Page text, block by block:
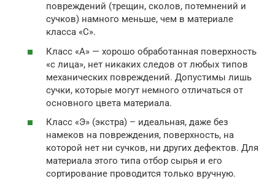
повреждений (трещин, сколов, потемнений и
сучков) намного меньше, чем в материале
класса «С».
Класс «А» — хорошо обработанная поверхность
«с лица», нет никаких следов от любых типов
механических повреждений. Допустимы лишь
сучки, которые могут немного отличаться от
основного цвета материала.
Класс «Э» (экстра) – идеальная, даже без
намеков на повреждения, поверхность, на
которой нет ни сучков, ни других дефектов. Для
материала этого типа отбор сырья и его
сортирование проводится только вручную.